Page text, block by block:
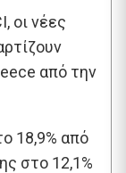
οι νέες
από την
18,9% από
στο 12,1%